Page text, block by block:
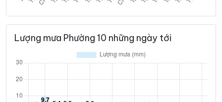
Lượng mưa Phường 10 những ngày tới